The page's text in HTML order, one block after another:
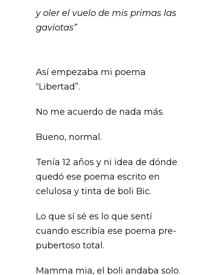
y oler el vuelo de mis primas las
gaviotas”
Así empezaba mi poema
“Libertad”.
No me acuerdo de nada más.
Bueno, normal.
Tenía 12 años y ni idea de dónde
quedó ese poema escrito en
celulosa y tinta de boli Bic.
Lo que sí sé es lo que sentí
cuando escribía ese poema pre-
pubertoso total.
Mamma mia, el boli andaba solo.